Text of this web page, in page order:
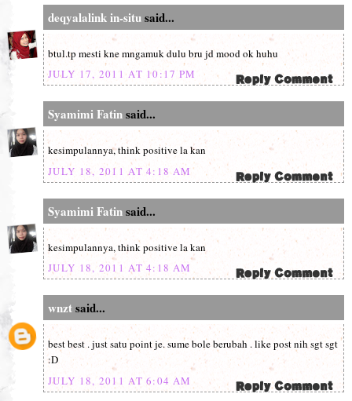
deqyalalink in-situsaid...
btul.tp mesti kne mngamuk dulu bru jd mood ok huhu
JULY 17, 2011 AT 10:17 PM
Syamimi Fatinsaid...
kesimpulannya, think positive la kan
JULY 18, 2011 AT 4:18 AM
Syamimi Fatinsaid...
kesimpulannya, think positive la kan
JULY 18, 2011 AT 4:18 AM
wnztsaid...
best best . just satu point je. sume bole berubah . like post nih sgt sgt
:D
JULY 18, 2011 AT 6:04 AM